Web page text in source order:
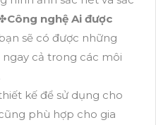
Công nghệ Ai được
sẽ có được những
cả trong các môi
kế để sử dụng cho
phù hợp cho gia